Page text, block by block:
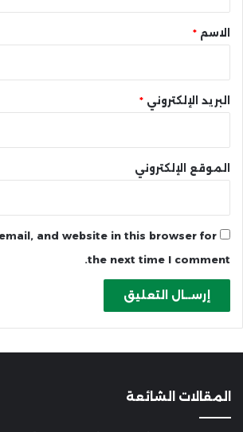
* الاسم *
البريد الإلكتروني *
الموقع الإلكتروني
and website in this browser for
the next time I comment.
المقالات الشائعة